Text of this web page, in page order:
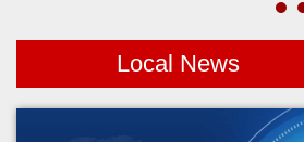
Local News